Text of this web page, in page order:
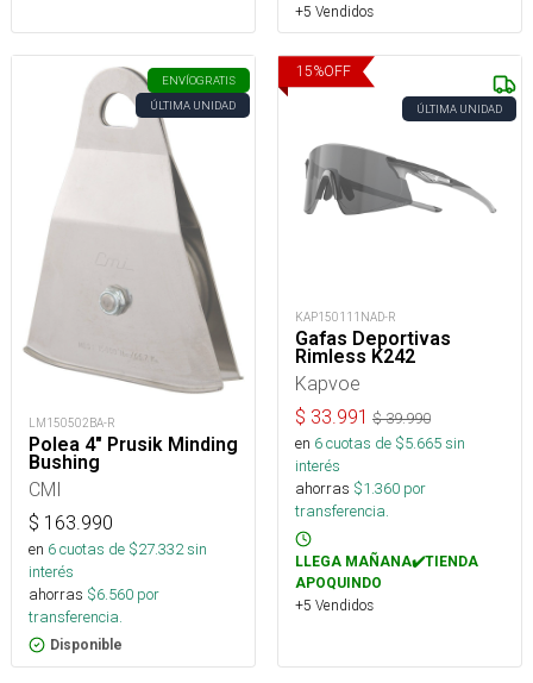
+5 Vendidos
ENVÍOGRATIS
ÚLTIMA UNIDAD
LM150502BA-R
Polea 4" Prusik Minding
Bushing
CMI
$ 163.990
en 6cuotas de $27.332sin
interés
ahorras $6.560 por
transferencia.
Disponible
15%OFF
ÚLTIMA UNIDAD
KAP150111NAD-R
Gafas Deportivas
Rimless K242
Kapvoe
$ 33.991 $39.990
en 6cuotas de $5.665sin
interés
ahorras $1.360 por
transferencia.
LLEGA MAÑANA✔️TIENDA
APOQUINDO
+5 Vendidos